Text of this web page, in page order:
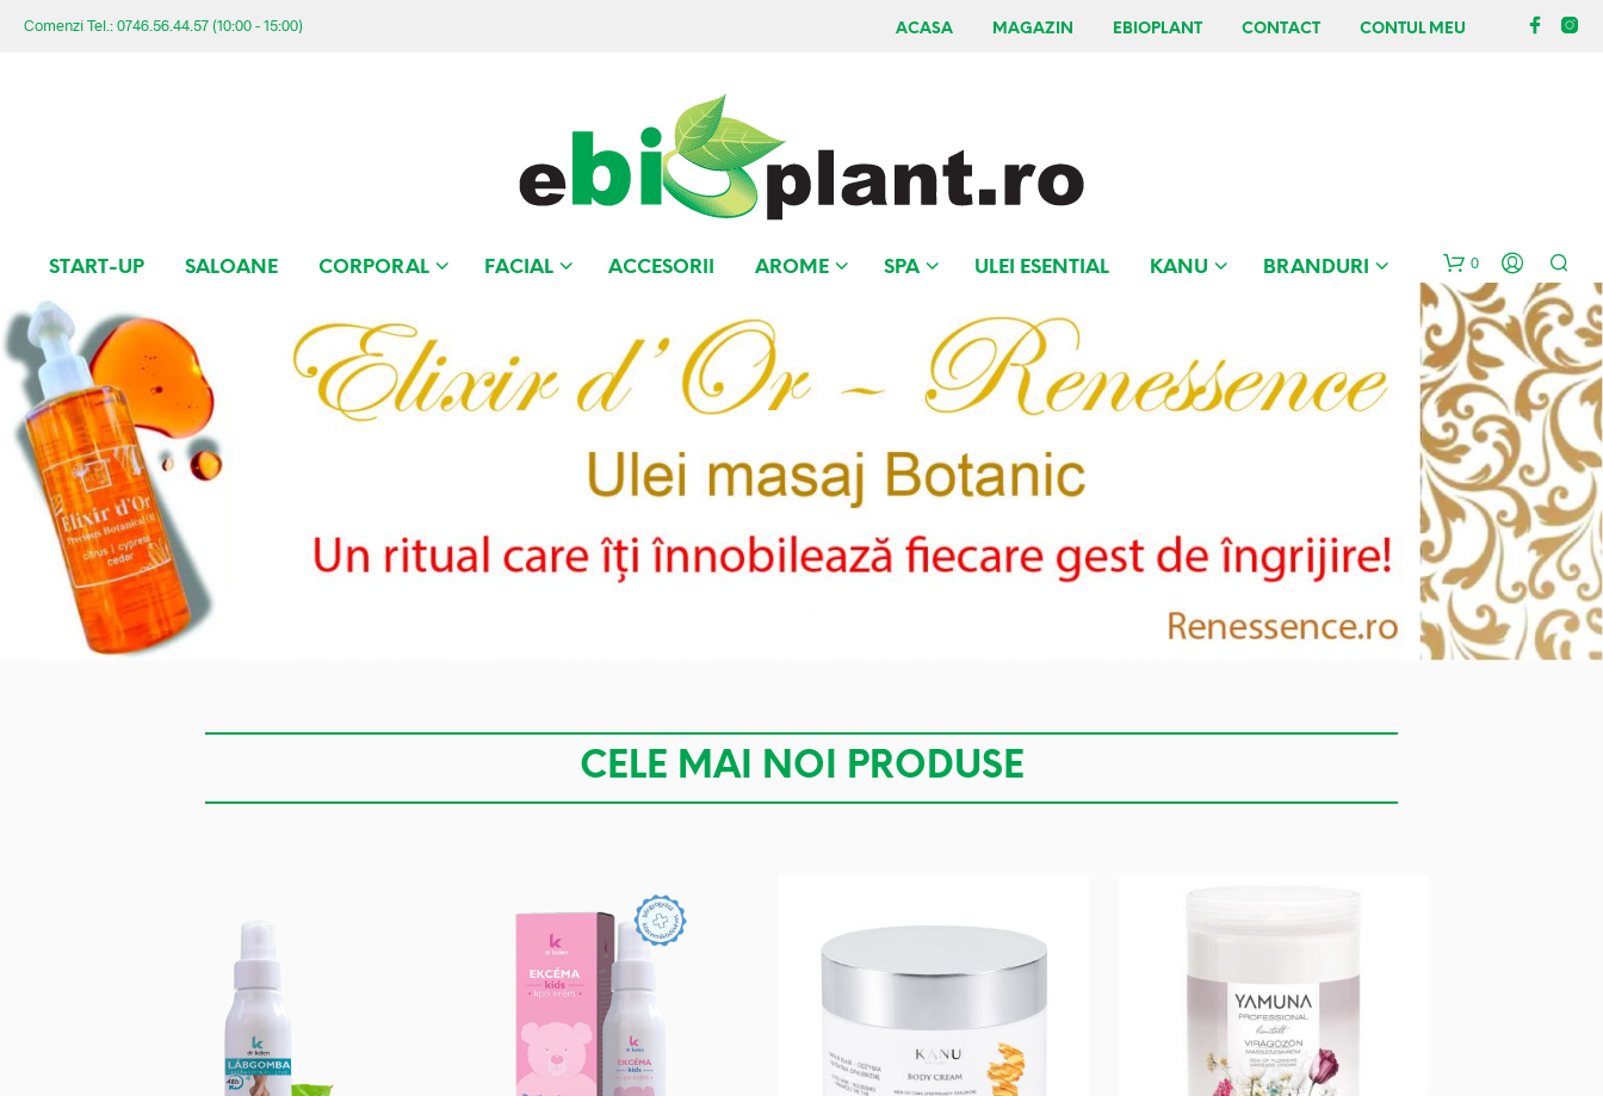
Comenzi Tel.: 0746.56.44.57 (10:00 - 15:00) ACASA MAGAZIN EBIOPLANT CONTACT CONTUL MEU
START-UP SALOANE CORPORAL FACIAL ACCESORII AROME SPA ULEI ESENTIAL KANU BRANDURI 0
CELE MAI NOI PRODUSE